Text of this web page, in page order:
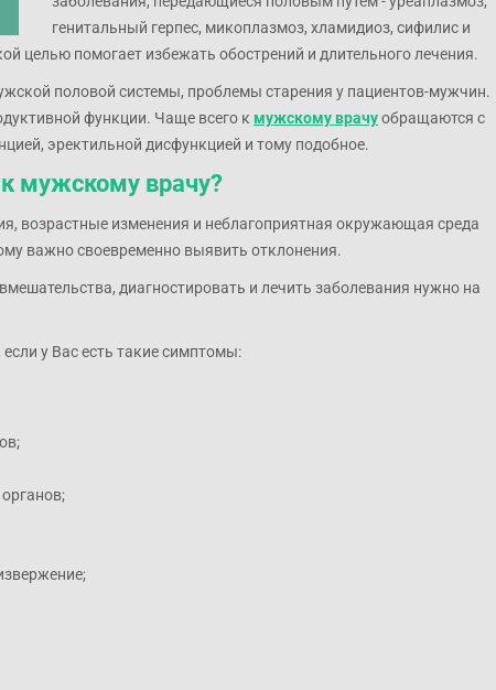
генитальный герпес, микоплазмоз, хламидиоз, сифилис и
целью помогает избежать обострений и длительного лечения.
половой системы, проблемы старения у пациентов-мужчин.
функции. Чаще всего к мужскому врачуобращаются с
эректильной дисфункцией и тому подобное.
мужскому врачу?
возрастные изменения и неблагоприятная окружающая среда
важно своевременно выявить отклонения.
диагностировать и лечить заболевания нужно на
у Вас есть такие симптомы: